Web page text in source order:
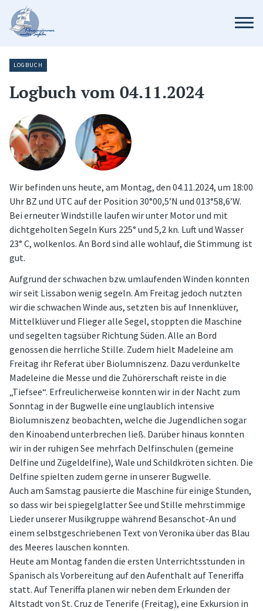
LOGBUCH
Logbuch vom 04.11.2024
Wir befinden uns heute, am Montag, den 04.11.2024, um 18:00
Uhr BZ und UTC auf der Position 30°00,5’N und 013°58,6’W.
Bei erneuter Windstille laufen wir unter Motor und mit
dichtgeholten Segeln Kurs 225° und 5,2 kn. Luft und Wasser
23° C, wolkenlos. An Bord sind alle wohlauf, die Stimmung ist
gut.
Aufgrund der schwachen bzw. umlaufenden Winden konnten
wir seit Lissabon wenig segeln. Am Freitag jedoch nutzten
wir die schwachen Winde aus, setzten bis auf Innenklüver,
Mittelklüver und Flieger alle Segel, stoppten die Maschine
und segelten tagsüber Richtung Süden. Alle an Bord
genossen die herrliche Stille. Zudem hielt Madeleine am
Freitag ihr Referat über Biolumniszenz. Dazu verdunkelte
Madeleine die Messe und die Zuhörerschaft reiste in die
„Tiefsee“. Erfreulicherweise konnten wir in der Nacht zum
Sonntag in der Bugwelle eine unglaublich intensive
Biolumniszenz beobachten, welche die Jugendlichen sogar
den Kinoabend unterbrechen ließ. Darüber hinaus konnten
wir in der ruhigen See mehrfach Delfinschulen (gemeine
Delfine und Zügeldelfine), Wale und Schildkröten sichten. Die
Delfine spielten zudem gerne in unserer Bugwelle.
Auch am Samstag pausierte die Maschine für einige Stunden,
so dass wir bei spiegelglatter See und Stille mehrstimmige
Lieder unserer Musikgruppe während Besanschot-An und
einem selbstgeschriebenen Text von Veronika über das Blau
des Meeres lauschen konnten.
Heute am Montag fanden die ersten Unterrichtsstunden in
Spanisch als Vorbereitung auf den Aufenthalt auf Teneriffa
statt. Auf Teneriffa planen wir neben dem Erkunden der
Altstadt von St. Cruz de Tenerife (Freitag), eine Exkursion in